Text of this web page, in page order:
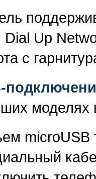
Dial Up
с
моделях
microUSB